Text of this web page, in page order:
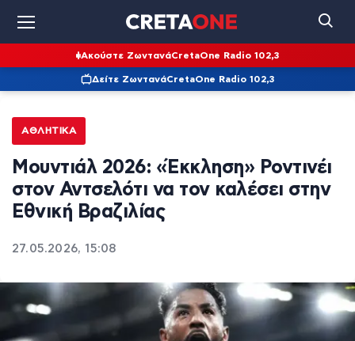
Ακούστε ΖωντανάCretaOne Radio 102,3
Δείτε ΖωντανάCretaOne Radio 102,3
ΑΘΛΗΤΙΚΆ
Μουντιάλ 2026: «Έκκληση» Ροντινέι
στον Αντσελότι να τον καλέσει στην
Εθνική Βραζιλίας
27.05.2026, 15:08